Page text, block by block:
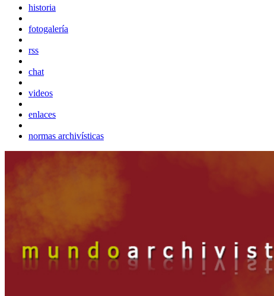
historia
fotogalería
rss
chat
videos
enlaces
normas archivísticas